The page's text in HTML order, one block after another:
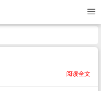
阅读全文